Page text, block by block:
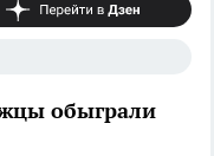
обыграли